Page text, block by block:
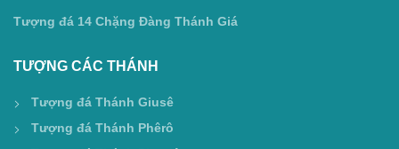
Tượng đá 14 Chặng Đàng Thánh Giá
TƯỢNG CÁC THÁNH
Tượng đá Thánh Giusê
Tượng đá Thánh Phêrô